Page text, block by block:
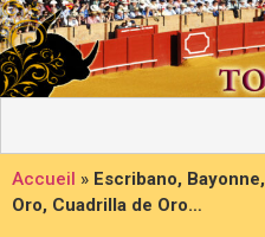
Accueil » Escribano,
Oro, Cuadrilla de Oro…